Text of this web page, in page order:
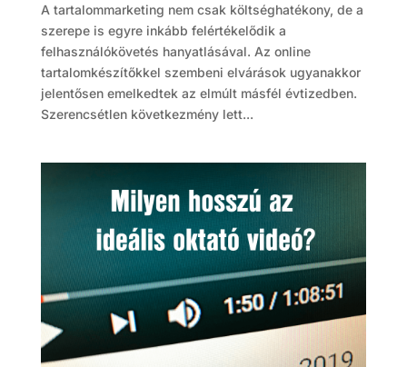
A tartalommarketing nem csak költséghatékony, de a
szerepe is egyre inkább felértékelődik a
felhasználókövetés hanyatlásával. Az online
tartalomkészítőkkel szembeni elvárások ugyanakkor
jelentősen emelkedtek az elmúlt másfél évtizedben.
Szerencsétlen következmény lett...